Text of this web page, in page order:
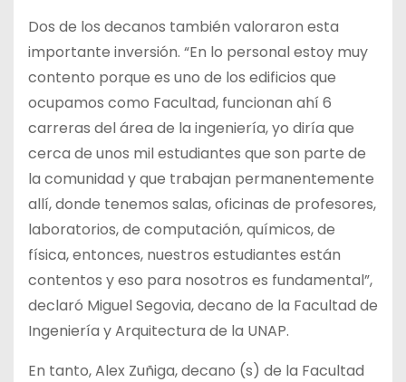
Dos de los decanos también valoraron esta
importante inversión. “En lo personal estoy muy
contento porque es uno de los edificios que
ocupamos como Facultad, funcionan ahí 6
carreras del área de la ingeniería, yo diría que
cerca de unos mil estudiantes que son parte de
la comunidad y que trabajan permanentemente
allí, donde tenemos salas, oficinas de profesores,
laboratorios, de computación, químicos, de
física, entonces, nuestros estudiantes están
contentos y eso para nosotros es fundamental”,
declaró Miguel Segovia, decano de la Facultad de
Ingeniería y Arquitectura de la UNAP.
En tanto, Alex Zuñiga, decano (s) de la Facultad